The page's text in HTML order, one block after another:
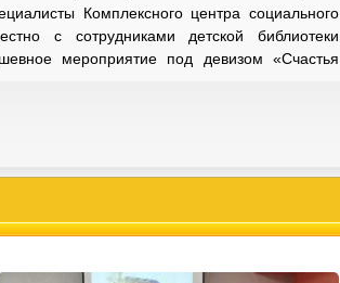
Комплексного центра социального
с сотрудниками детской библиотеки
мероприятие под девизом «Счастья